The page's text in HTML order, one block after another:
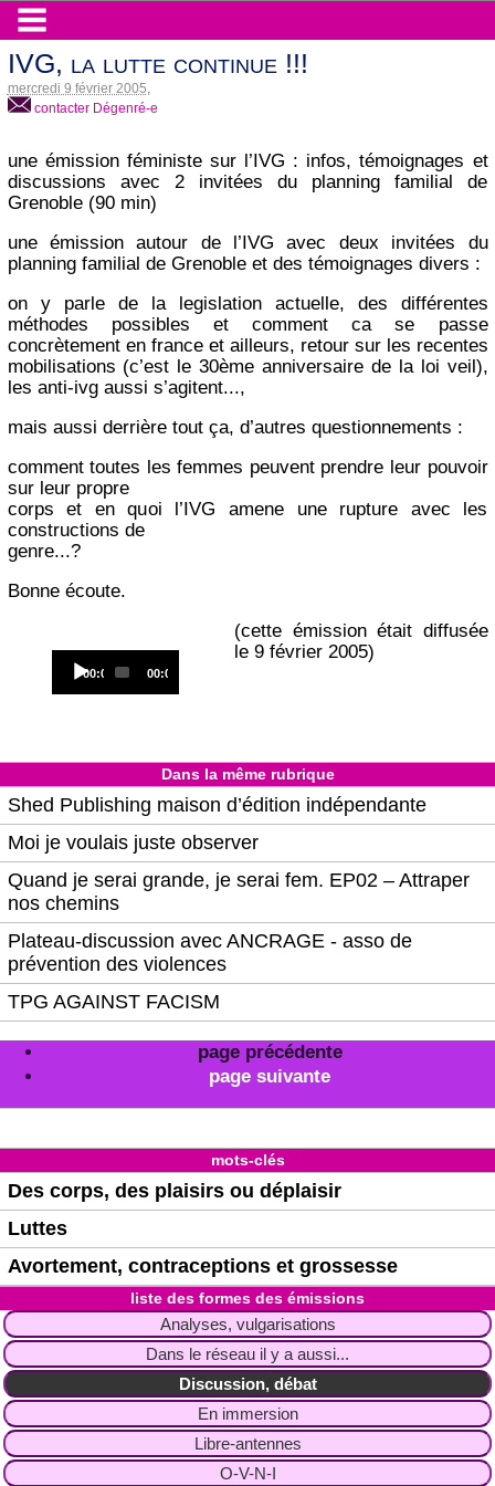
IVG, la lutte continue !!!
mercredi 9 février 2005
contacter Dégenré-e
une émission féministe sur l’IVG : infos, témoignages et
discussions avec 2 invitées du planning familial de
Grenoble (90 min)
une émission autour de l’IVG avec deux invitées du
planning familial de Grenoble et des témoignages divers :
on y parle de la legislation actuelle, des différentes
méthodes possibles et comment ca se passe
concrètement en france et ailleurs, retour sur les recentes
mobilisations (c’est le 30ème anniversaire de la loi veil),
les anti-ivg aussi s’agitent...,
mais aussi derrière tout ça, d’autres questionnements :
comment toutes les femmes peuvent prendre leur pouvoir
sur leur propre
corps et en quoi l’IVG amene une rupture avec les
constructions de
genre...?
Bonne écoute.
Player
Current
00:00
Total
00:00
(cette émission était diffusée
le 9 février 2005)
Dans la même rubrique
Shed Publishing maison d’édition indépendante
Moi je voulais juste observer
Quand je serai grande, je serai fem. EP02 – Attraper
nos chemins
Plateau-discussion avec ANCRAGE - asso de
prévention des violences
TPG AGAINST FACISM
page précédente
page suivante
mots-clés
Des corps, des plaisirs ou déplaisir
Luttes
Avortement, contraceptions et grossesse
liste des formes des émissions
Analyses, vulgarisations
Dans le réseau il y a aussi...
Discussion, débat
En immersion
Libre-antennes
O-V-N-I